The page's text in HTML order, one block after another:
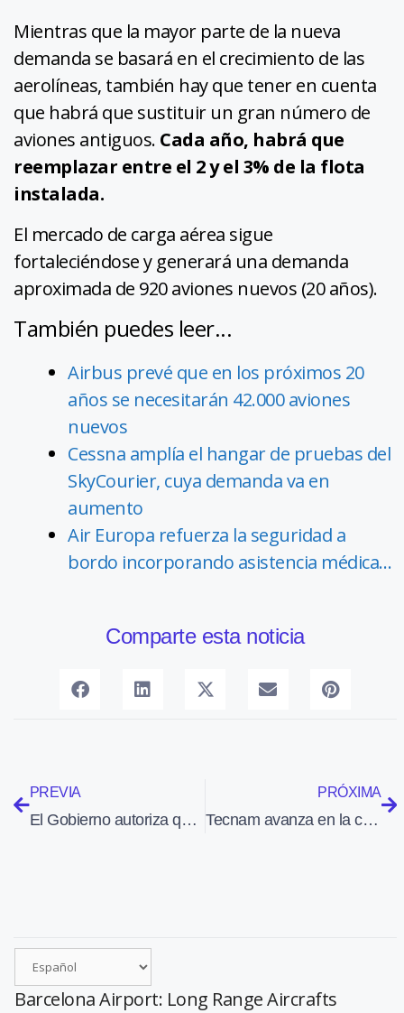
Mientras que la mayor parte de la nueva
demanda se basará en el crecimiento de las
aerolíneas, también hay que tener en cuenta
que habrá que sustituir un gran número de
aviones antiguos. Cada año, habrá que
reemplazar entre el 2 y el 3% de la flota
instalada.
El mercado de carga aérea sigue
fortaleciéndose y generará una demanda
aproximada de 920 aviones nuevos (20 años).
También puedes leer...
Airbus prevé que en los próximos 20
años se necesitarán 42.000 aviones
nuevos
Cessna amplía el hangar de pruebas del
SkyCourier, cuya demanda va en
aumento
Air Europa refuerza la seguridad a
bordo incorporando asistencia médica…
Comparte esta noticia
PREVIA
El Gobierno autoriza que vuelvan a volar los Airbus A400M
PRÓXIMA
Tecnam avanza en la construcción del prototipo del bimotor P2012 Traveller
Barcelona Airport: Long Range Aircrafts